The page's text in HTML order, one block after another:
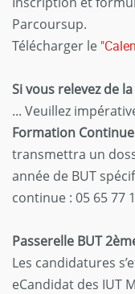
Parcoursup.
Télécharger le
Si vous relevez de
... Veuillez
Formation
transmettra un
année de BUT
continue : 05 65 77
Passerelle BUT
Les candidatures
eCandidat des IUT